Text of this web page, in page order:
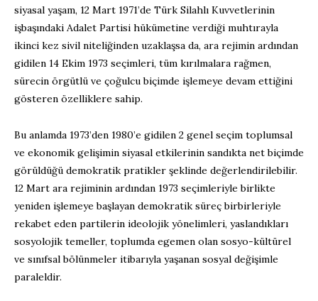
siyasal yaşam, 12 Mart 1971’de Türk Silahlı Kuvvetlerinin
işbaşındaki Adalet Partisi hükümetine verdiği muhtırayla
ikinci kez sivil niteliğinden uzaklaşsa da, ara rejimin ardından
gidilen 14 Ekim 1973 seçimleri, tüm kırılmalara rağmen,
sürecin örgütlü ve çoğulcu biçimde işlemeye devam ettiğini
gösteren özelliklere sahip.
Bu anlamda 1973’den 1980’e gidilen 2 genel seçim toplumsal
ve ekonomik gelişimin siyasal etkilerinin sandıkta net biçimde
görüldüğü demokratik pratikler şeklinde değerlendirilebilir.
12 Mart ara rejiminin ardından 1973 seçimleriyle birlikte
yeniden işlemeye başlayan demokratik süreç birbirleriyle
rekabet eden partilerin ideolojik yönelimleri, yaslandıkları
sosyolojik temeller, toplumda egemen olan sosyo-kültürel
ve sınıfsal bölünmeler itibarıyla yaşanan sosyal değişimle
paraleldir.